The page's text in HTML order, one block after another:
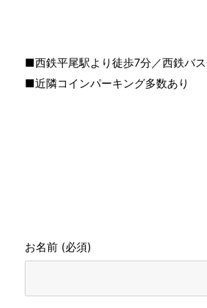
■西鉄平尾駅より徒歩7分／西鉄バ
■近隣コインパーキング多数あり
お名前 (必須)